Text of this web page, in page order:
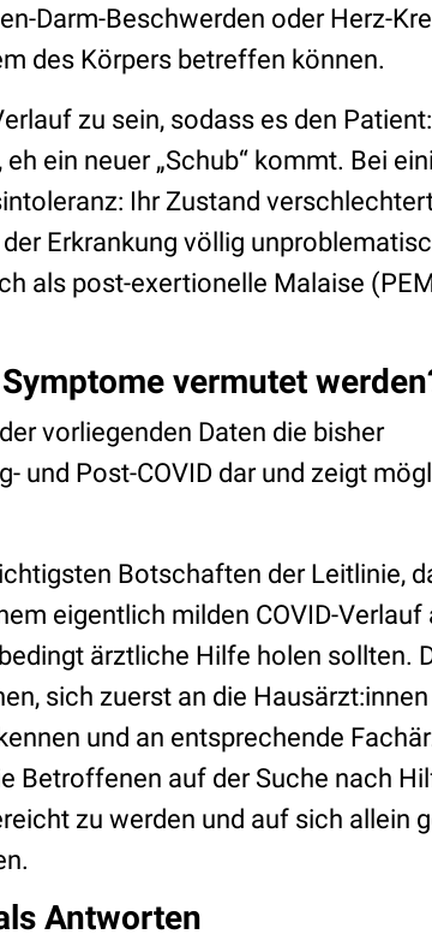
Darm-Beschwerden oder Herz-
des Körpers betreffen können.
zu sein, sodass es den
ein neuer „Schub“ kommt. Bei
Ihr Zustand
Erkrankung völlig
als post-exertionelle Malaise
vermutet
vorliegenden Daten die bisher
und Post-COVID dar und zeigt
Botschaften der Leitlinie,
eigentlich milden COVID-
ärztliche Hilfe holen sollten.
sich zuerst an die Hausärzt:innen
und an entsprechende
Betroffenen auf der Suche nach
zu werden und auf sich allein
Antworten